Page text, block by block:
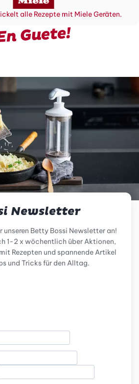
alle Rezepte mit Miele Geräten.
Guete!
Newsletter
unseren Betty Bossi Newsletter an!
1-2 x wöchentlich über Aktionen,
Rezepten und spannende Artikel
und Tricks für den Alltag.